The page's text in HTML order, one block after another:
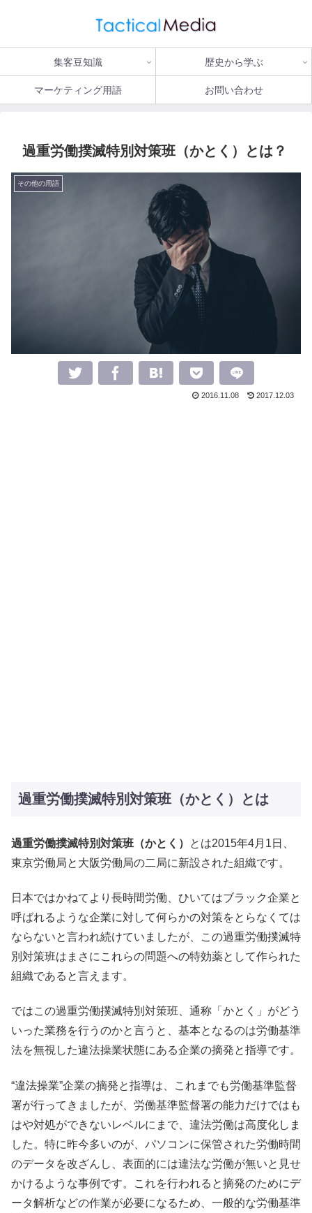
集客豆知識 歴史から学ぶ
マーケティング用語 お問い合わせ
過重労働撲滅特別対策班（かとく）とは？
その他の用語
2016.11.08 2017.12.03
過重労働撲滅特別対策班（かとく）とは
過重労働撲滅特別対策班（かとく）
とは2015年4月1日、
東京労働局と大阪労働局の二局に新設された組織です。
日本ではかねてより長時間労働、ひいてはブラック企業と
呼ばれるような企業に対して何らかの対策をとらなくては
ならないと言われ続けていましたが、この過重労働撲滅特
別対策班はまさにこれらの問題への特効薬として作られた
組織であると言えます。
ではこの過重労働撲滅特別対策班、通称「かとく」がどう
いった業務を行うのかと言うと、基本となるのは労働基準
法を無視した違法操業状態にある企業の摘発と指導です。
“違法操業”企業の摘発と指導は、これまでも労働基準監督
署が行ってきましたが、労働基準監督署の能力だけではも
はや対処ができないレベルにまで、違法労働は高度化しま
した。特に昨今多いのが、パソコンに保管された労働時間
のデータを改ざんし、表面的には違法な労働が無いと見せ
かけるような事例です。これを行われると摘発のためにデ
ータ解析などの作業が必要になるため、一般的な労働基準